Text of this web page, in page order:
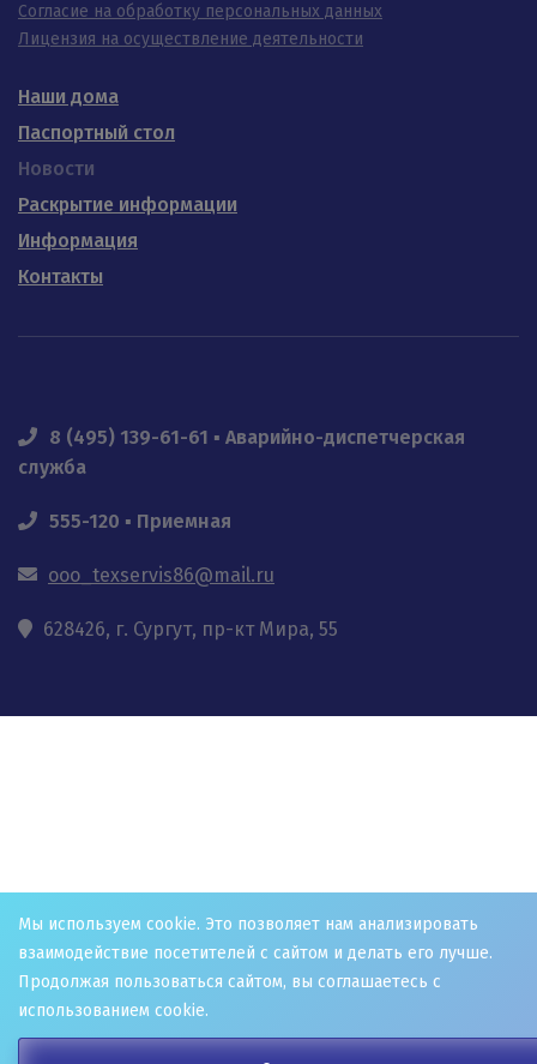
Согласие на обработку персональных данных
Лицензия на осуществление деятельности
Наши дома
Паспортный стол
Новости
Раскрытие информации
Информация
Контакты
8 (495) 139-61-61 ▪ Аварийно-диспетчерская
служба
555-120 ▪ Приемная
ooo_texservis86@mail.ru
628426, г. Сургут, пр-кт Мира, 55
Мы используем cookie. Это позволяет нам анализировать
взаимодействие посетителей с сайтом и делать его лучше.
Продолжая пользоваться сайтом, вы соглашаетесь с
использованием cookie.